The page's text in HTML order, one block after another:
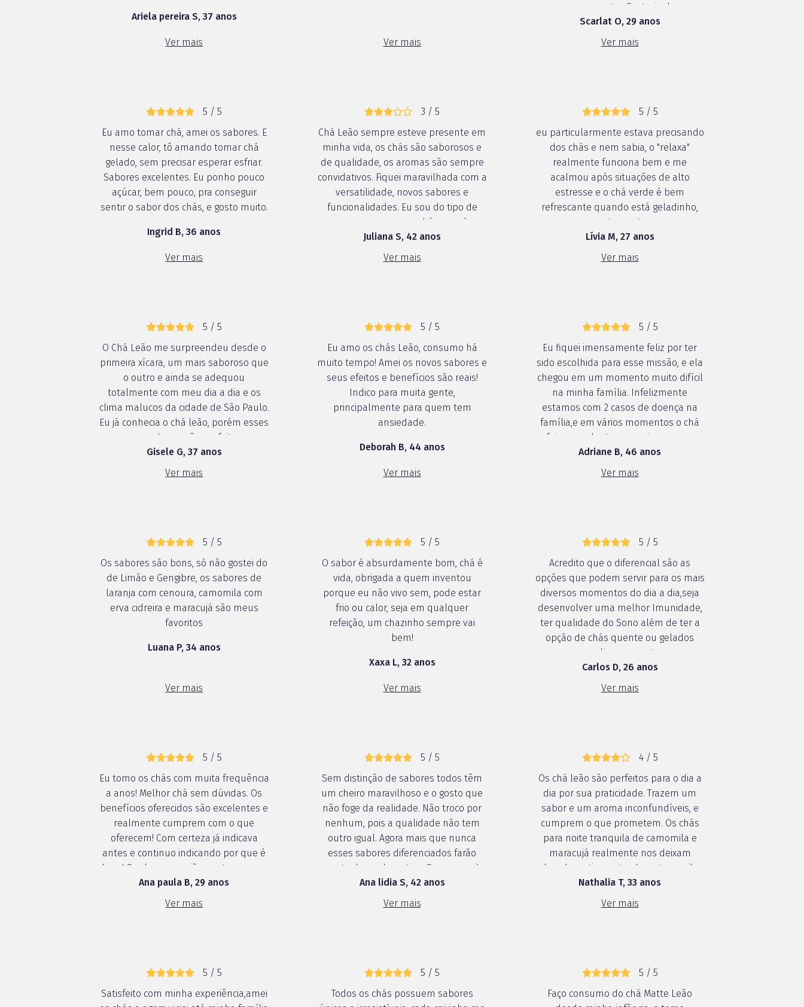
Ariela pereira S, 37 anos
Ver mais Ver mais
experimentar Gostaria de
experimentar mais sabores dos chás,
o sabor e MT bom e ajuda a relaxar Eu
Scarlat O, 29 anos
Ver mais
5 / 5
Eu amo tomar chá, amei os sabores. E
nesse calor, tô amando tomar chá
gelado, sem precisar esperar esfriar.
Sabores excelentes. Eu ponho pouco
açúcar, bem pouco, pra conseguir
sentir o sabor dos chás, e gosto muito.
Ingrid B, 36 anos
Ver mais
3 / 5
Chá Leão sempre esteve presente em
minha vida, os chás são saborosos e
de qualidade, os aromas são sempre
convidativos. Fiquei maravilhada com a
versatilidade, novos sabores e
funcionalidades. Eu sou do tipo de
pessoa que consumo chás em vários
momentos do meu dia, então pude
comprovar os benefícios, tanto para
Juliana S, 42 anos
Ver mais
5 / 5
eu particularmente estava precisando
dos chás e nem sabia, o "relaxa"
realmente funciona bem e me
acalmou após situações de alto
estresse e o chá verde é bem
refrescante quando está geladinho,
gostei muito
Lívia M, 27 anos
Ver mais
5 / 5
O Chá Leão me surpreendeu desde o
primeira xícara, um mais saboroso que
o outro e ainda se adequou
totalmente com meu dia a dia e os
clima malucos da cidade de São Paulo.
Eu já conhecia o chá leão, porém esses
novos sabores são perfeitos e
diferentes do que já vi por aí. Ofereci
alguns sachês para amigos e vizinhos
Gisele G, 37 anos
Ver mais
5 / 5
Eu amo os chás Leão, consumo há
muito tempo! Amei os novos sabores e
seus efeitos e benefícios são reais!
Indico para muita gente,
principalmente para quem tem
ansiedade.
Deborah B, 44 anos
Ver mais
5 / 5
Eu fiquei imensamente feliz por ter
sido escolhida para esse missão, e ela
chegou em um momento muito difícil
na minha família. Infelizmente
estamos com 2 casos de doença na
família,e em vários momentos o chá
foi um acalento para mim e meus
familiares. Aqui em casa fazemos uso
do chá leão a varios anos, isso foi
Adriane B, 46 anos
Ver mais
5 / 5
Os sabores são bons, só não gostei do
de Limão e Gengibre, os sabores de
laranja com cenoura, camomila com
erva cidreira e maracujá são meus
favoritos
Luana P, 34 anos
Ver mais
5 / 5
O sabor é absurdamente bom, chá é
vida, obrigada a quem inventou
porque eu não vivo sem, pode estar
frio ou calor, seja em qualquer
refeição, um chazinho sempre vai
bem!
Xaxa L, 32 anos
Ver mais
5 / 5
Acredito que o diferencial são as
opções que podem servir para os mais
diversos momentos do dia a dia,seja
desenvolver uma melhor Imunidade,
ter qualidade do Sono além de ter a
opção de chás quente ou gelados
para diversos gostos
Carlos D, 26 anos
Ver mais
5 / 5
Eu tomo os chás com muita frequência
a anos! Melhor chá sem dúvidas. Os
benefícios oferecidos são excelentes e
realmente cumprem com o que
oferecem! Com certeza já indicava
antes e continuo indicando por que é
bom! Qualquer ocasião pra tomar um
chá eu já estou tomando. Sempre
presente na nossa rotina
Ana paula B, 29 anos
Ver mais
5 / 5
Sem distinção de sabores todos têm
um cheiro maravilhoso e o gosto que
não foge da realidade. Não troco por
nenhum, pois a qualidade não tem
outro igual. Agora mais que nunca
esses sabores diferenciados farão
parte da minha rotina. Super amei!
Ana lidia S, 42 anos
Ver mais
4 / 5
Os chá leão são perfeitos para o dia a
dia por sua praticidade. Trazem um
sabor e um aroma inconfundíveis, e
cumprem o que prometem. Os chás
para noite tranquila de camomila e
maracujá realmente nos deixam
relaxados e tive noites bem tranquilas.
Já fazia o uso dos chás leão, mas
conhecer novos sabores me deixou
Nathalia T, 33 anos
Ver mais
5 / 5
Satisfeito com minha experiência,amei
5 / 5
Todos os chás possuem sabores
5 / 5
Faço consumo do chá Matte Leão